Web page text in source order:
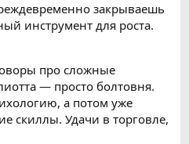
закрываешь
инструмент для роста.
про сложные
— просто болтовня.
а потом уже
скиллы. Удачи в торговле,